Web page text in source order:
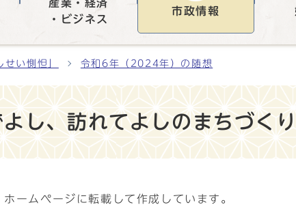
産業・経済
・ビジネス
市政情報
せい惻怛」 令和6年（2024年）の随想
し、訪れてよしのまちづく
ームページに転載して作成しています。